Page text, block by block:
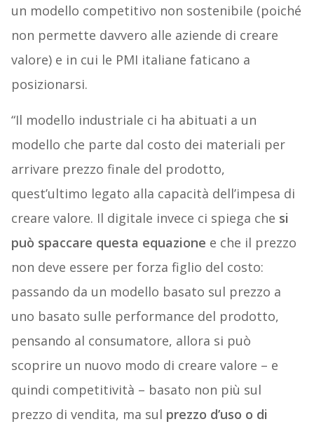
un modello competitivo non sostenibile (poiché
non permette davvero alle aziende di creare
valore) e in cui le PMI italiane faticano a
posizionarsi.
“Il modello industriale ci ha abituati a un
modello che parte dal costo dei materiali per
arrivare prezzo finale del prodotto,
quest’ultimo legato alla capacità dell’impesa di
creare valore. Il digitale invece ci spiega che si
può spaccare questa equazione e che il prezzo
non deve essere per forza figlio del costo:
passando da un modello basato sul prezzo a
uno basato sulle performance del prodotto,
pensando al consumatore, allora si può
scoprire un nuovo modo di creare valore – e
quindi competitività – basato non più sul
prezzo di vendita, ma sul prezzo d’uso o di